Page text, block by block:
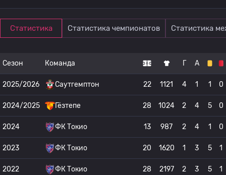
Статистика Статистика чемпионатов Статистика
Сезон Команда Г А
2025/2026 Саутгемптон 22 1121 4 1 1 0
2024/2025 Гёзтепе 28 1024 2 4 5 0
2024 ФК Токио 13 987 2 4 1 0
2023 ФК Токио 20 1620 1 3 5 1
2022 ФК Токио 28 2197 2 3 5 1